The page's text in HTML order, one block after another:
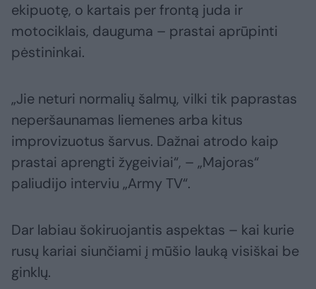
ekipuotę, o kartais per frontą juda ir
motociklais, dauguma – prastai aprūpinti
pėstininkai.
„Jie neturi normalių šalmų, vilki tik paprastas
neperšaunamas liemenes arba kitus
improvizuotus šarvus. Dažnai atrodo kaip
prastai aprengti žygeiviai“, – „Majoras“
paliudijo interviu „Army TV“.
Dar labiau šokiruojantis aspektas – kai kurie
rusų kariai siunčiami į mūšio lauką visiškai be
ginklų.